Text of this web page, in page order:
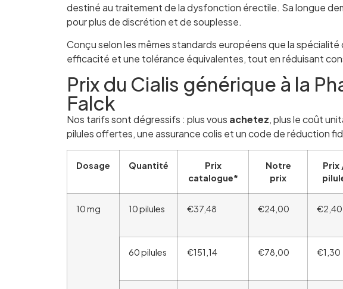
destiné au traitement de la dysfonction érectile. Sa longue
pour plus de discrétion et de souplesse.
Conçu selon les mêmes standards européens que la spécialité
efficacité et une tolérance équivalentes, tout en réduisant
Prix du Cialis générique à la
Falck
Nos tarifs sont dégressifs : plus vous achetez, plus le coût
pilules offertes, une assurance colis et un code de réduction
Dosage Quantité
Prix
catalogue*
Notre
prix
Prix
10 mg 10 pilules €37,48 €24,00 €2,40
60 pilules €151,14 €78,00 €1,30